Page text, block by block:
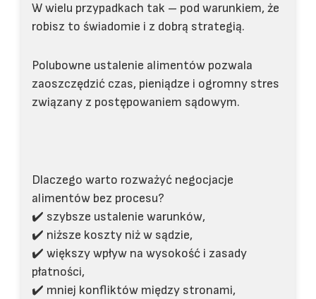
W wielu przypadkach tak – pod warunkiem, że
robisz to świadomie i z dobrą strategią.
Polubowne ustalenie alimentów pozwala
zaoszczędzić czas, pieniądze i ogromny stres
związany z postępowaniem sądowym.
Dlaczego warto rozważyć negocjacje
alimentów bez procesu?
✔️ szybsze ustalenie warunków,
✔️ niższe koszty niż w sądzie,
✔️ większy wpływ na wysokość i zasady
płatności,
✔️ mniej konfliktów między stronami,